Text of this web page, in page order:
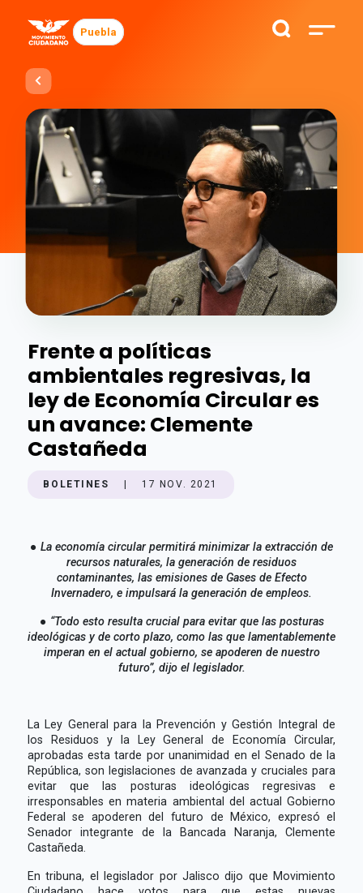
Puebla
Frente a políticas
ambientales regresivas, la
ley de Economía Circular es
un avance: Clemente
Castañeda
BOLETINES 17 NOV. 2021
● La economía circular permitirá minimizar la extracción de
recursos naturales, la generación de residuos
contaminantes, las emisiones de Gases de Efecto
Invernadero, e impulsará la generación de empleos.
● “Todo esto resulta crucial para evitar que las posturas
ideológicas y de corto plazo, como las que lamentablemente
imperan en el actual gobierno, se apoderen de nuestro
futuro”, dijo el legislador.
La Ley General para la Prevención y Gestión Integral de
los Residuos y la Ley General de Economía Circular,
aprobadas esta tarde por unanimidad en el Senado de la
República, son legislaciones de avanzada y cruciales para
evitar que las posturas ideológicas regresivas e
irresponsables en materia ambiental del actual Gobierno
Federal se apoderen del futuro de México, expresó el
Senador integrante de la Bancada Naranja, Clemente
Castañeda.
En tribuna, el legislador por Jalisco dijo que Movimiento